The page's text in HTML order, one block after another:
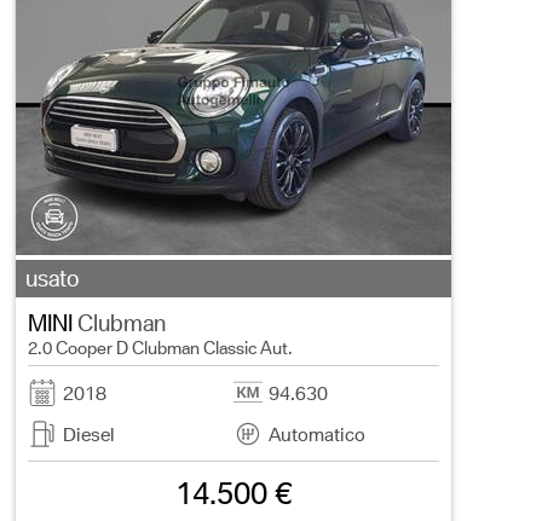
usato
MINI Clubman
2.0 Cooper D Clubman Classic Aut.
2018
94.630
Diesel
Automatico
14.500 €